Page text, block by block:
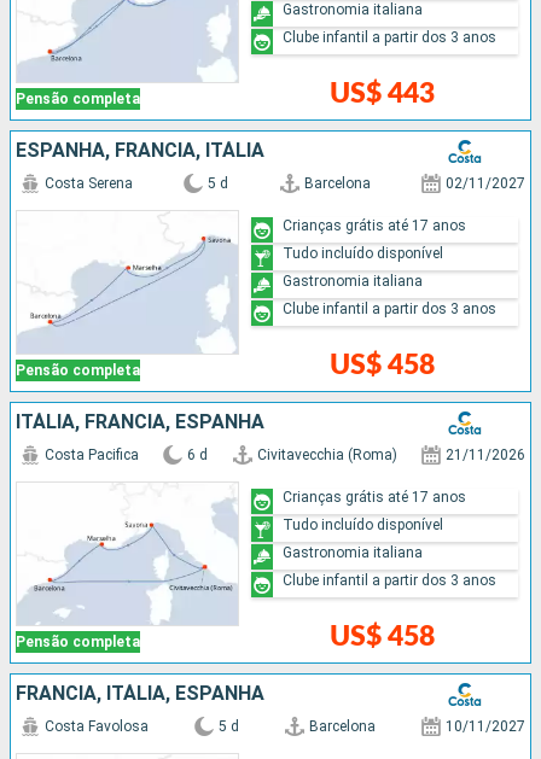
Pensão completa US$ 443
Gastronomia italiana
Clube infantil a partir dos 3 anos
ESPANHA, FRANCIA, ITÁLIA
Pensão completa
Costa Serena 5 d Barcelona 02/11/2027
US$ 458
Crianças grátis até 17 anos
Tudo incluído disponível
Gastronomia italiana
Clube infantil a partir dos 3 anos
ITÁLIA, FRANCIA, ESPANHA
Pensão completa
Costa Pacifica 6 d Civitavecchia (Roma) 21/11/2026
US$ 458
Crianças grátis até 17 anos
Tudo incluído disponível
Gastronomia italiana
Clube infantil a partir dos 3 anos
FRANCIA, ITÁLIA, ESPANHA
Costa Favolosa 5 d Barcelona 10/11/2027